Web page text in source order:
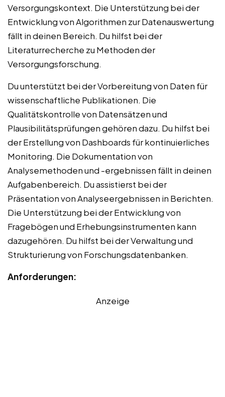
Versorgungskontext. Die Unterstützung bei der
Entwicklung von Algorithmen zur Datenauswertung
fällt in deinen Bereich. Du hilfst bei der
Literaturrecherche zu Methoden der
Versorgungsforschung.
Du unterstützt bei der Vorbereitung von Daten für
wissenschaftliche Publikationen. Die
Qualitätskontrolle von Datensätzen und
Plausibilitätsprüfungen gehören dazu. Du hilfst bei
der Erstellung von Dashboards für kontinuierliches
Monitoring. Die Dokumentation von
Analysemethoden und -ergebnissen fällt in deinen
Aufgabenbereich. Du assistierst bei der
Präsentation von Analyseergebnissen in Berichten.
Die Unterstützung bei der Entwicklung von
Fragebögen und Erhebungsinstrumenten kann
dazugehören. Du hilfst bei der Verwaltung und
Strukturierung von Forschungsdatenbanken.
Anforderungen:
Anzeige